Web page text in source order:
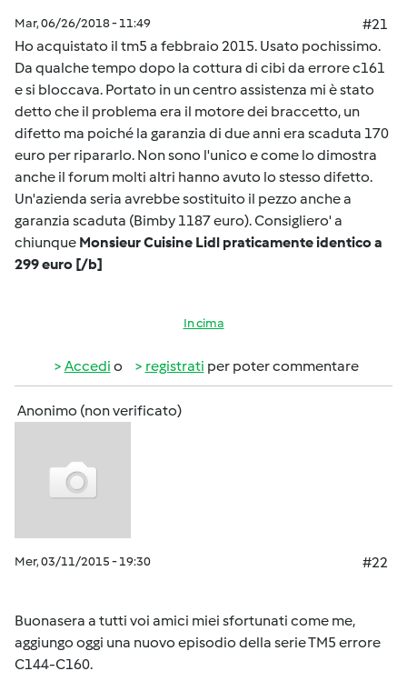
Mar, 06/26/2018 - 11:49
#21
Ho acquistato il tm5 a febbraio 2015. Usato pochissimo.
Da qualche tempo dopo la cottura di cibi da errore c161
e si bloccava. Portato in un centro assistenza mi è stato
detto che il problema era il motore dei braccetto, un
difetto ma poiché la garanzia di due anni era scaduta 170
euro per ripararlo. Non sono l'unico e come lo dimostra
anche il forum molti altri hanno avuto lo stesso difetto.
Un'azienda seria avrebbe sostituito il pezzo anche a
garanzia scaduta (Bimby 1187 euro). Consigliero' a
chiunque Monsieur Cuisine Lidl praticamente identico a
299 euro [/b]
In cima
Accedi o registrati per poter commentare
Anonimo (non verificato)
Mer, 03/11/2015 - 19:30 #22
Buonasera a tutti voi amici miei sfortunati come me,
aggiungo oggi una nuovo episodio della serie TM5 errore
C144-C160.